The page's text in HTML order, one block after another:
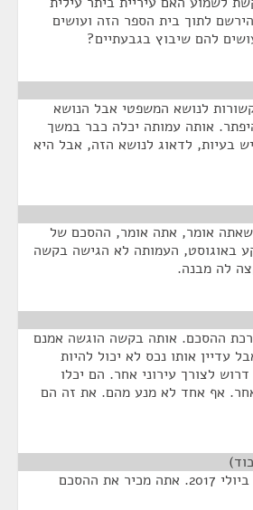
לתוך בית הספר הזה ועושים
להם שיבוץ בגבעתיים?
לנושא המשפטי אבל הנושא
אותה עמותה יכלה כבר במשך
בעיות, לדאוג לנושא הזה, אבל היא
אומר, אתה אומר, ההסכם של
באוגוסט, העמותה לא הגישה בקשה
לה מבנה.
ההסכם. אותה בקשה הוגשה אמנם
עדיין אותו נכס לא יכול להיות
לצורך עירוני אחר. הם יכלו
אף אחד לא מנע מהם. את זה הם
יש הסכם שנחתם ב-13 ביולי 2017. אתה מכיר את ההסכם